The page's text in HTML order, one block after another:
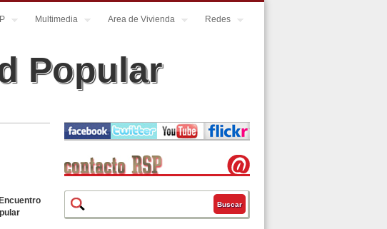
Popular
Multimedia Area de Vivienda Redes
Formulario de búsqueda
Buscar